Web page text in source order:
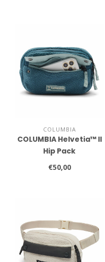
COLUMBIA
COLUMBIA Helvetia™ II
Hip Pack
€50,00